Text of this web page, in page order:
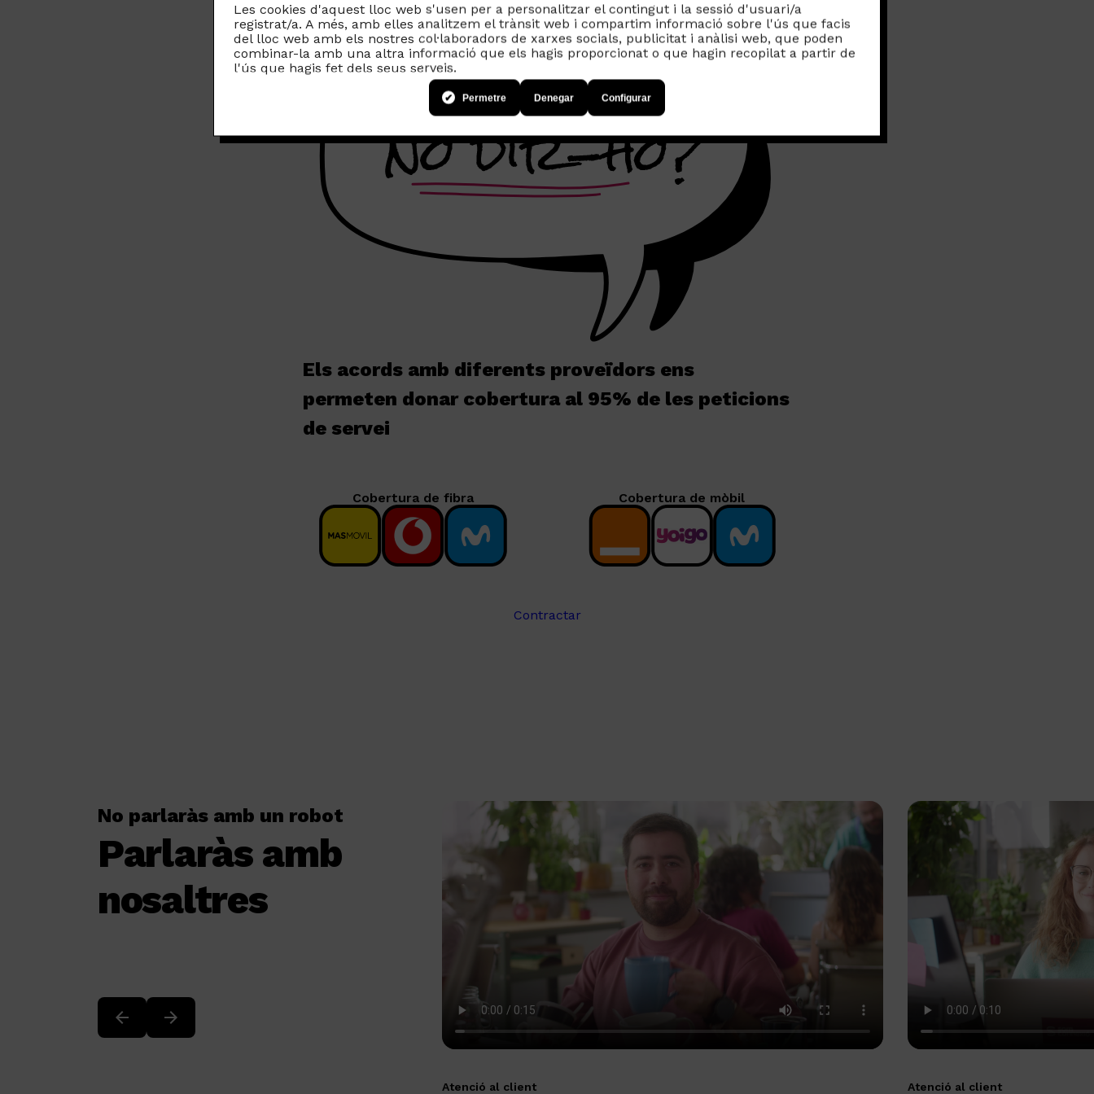
Les cookies d'aquest lloc web s'usen per a personalitzar el contingut i la sessió d'usuari/a
registrat/a. A més, amb elles analitzem el trànsit web i compartim informació sobre l'ús que facis
del lloc web amb els nostres col·laboradors de xarxes socials, publicitat i anàlisi web, que poden
combinar-la amb una altra informació que els hagis proporcionat o que hagin recopilat a partir de
l'ús que hagis fet dels seus serveis.
Permetre Denegar Configurar
Els acords amb diferents proveïdors ens
permeten donar cobertura al 95% de les peticions
de servei
Cobertura de fibra Cobertura de mòbil
Contractar
No parlaràs amb un robot
Parlaràs amb
nosaltres
Atenció al client Atenció al client